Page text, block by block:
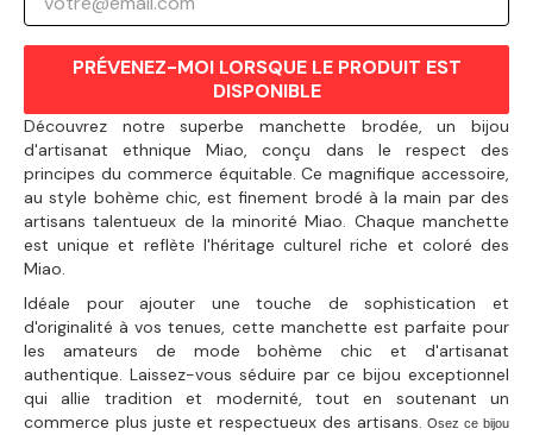
PRÉVENEZ-MOI LORSQUE LE PRODUIT EST
DISPONIBLE
Découvrez notre superbe manchette brodée, un bijou
d'artisanat ethnique Miao, conçu dans le respect des
principes du commerce équitable. Ce magnifique accessoire,
au style bohème chic, est finement brodé à la main par des
artisans talentueux de la minorité Miao. Chaque manchette
est unique et reflète l'héritage culturel riche et coloré des
Miao.
Idéale pour ajouter une touche de sophistication et
d'originalité à vos tenues, cette manchette est parfaite pour
les amateurs de mode bohème chic et d'artisanat
authentique. Laissez-vous séduire par ce bijou exceptionnel
qui allie tradition et modernité, tout en soutenant un
commerce plus juste et respectueux des artisans.Osez ce bijou